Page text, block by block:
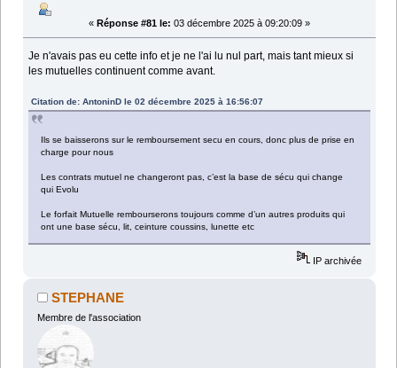
« Réponse #81 le: 03 décembre 2025 à 09:20:09 »
Je n'avais pas eu cette info et je ne l'ai lu nul part, mais tant mieux si
les mutuelles continuent comme avant.
Citation de: AntoninD le 02 décembre 2025 à 16:56:07
Ils se baisserons sur le remboursement secu en cours, donc plus de prise en
charge pour nous
Les contrats mutuel ne changeront pas, c’est la base de sécu qui change
qui Evolu
Le forfait Mutuelle rembourserons toujours comme d’un autres produits qui
ont une base sécu, lit, ceinture coussins, lunette etc
IP archivée
STEPHANE
Membre de l'association